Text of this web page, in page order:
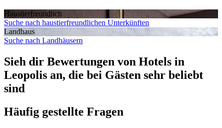
Haustier­freundlich
Suche nach haustierfreundlichen Unterkünften
Landhaus
Suche nach Landhäusern
Sieh dir Bewertungen von Hotels in
Leopolis an, die bei Gästen sehr beliebt
sind
Häufig gestellte Fragen